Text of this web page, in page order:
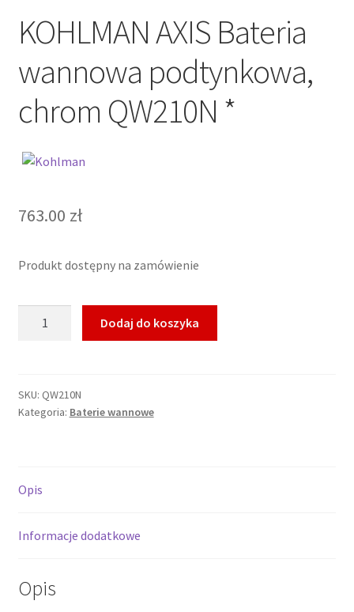
KOHLMAN AXIS Bateria
wannowa podtynkowa,
chrom QW210N *
763.00 zł
Produkt dostępny na zamówienie
wannowa
podtynkowa,
Dodaj do koszyka
SKU: QW210N
Kategoria: Baterie wannowe
Opis
Informacje dodatkowe
Opis